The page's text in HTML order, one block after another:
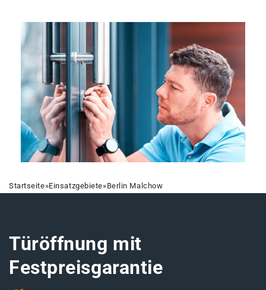
Startseite»Einsatzgebiete»Berlin Malchow
Türöffnung mit
Festpreisgarantie